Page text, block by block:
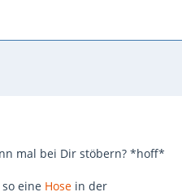
mal bei Dir stöbern? *hoff*
eine Hose in der